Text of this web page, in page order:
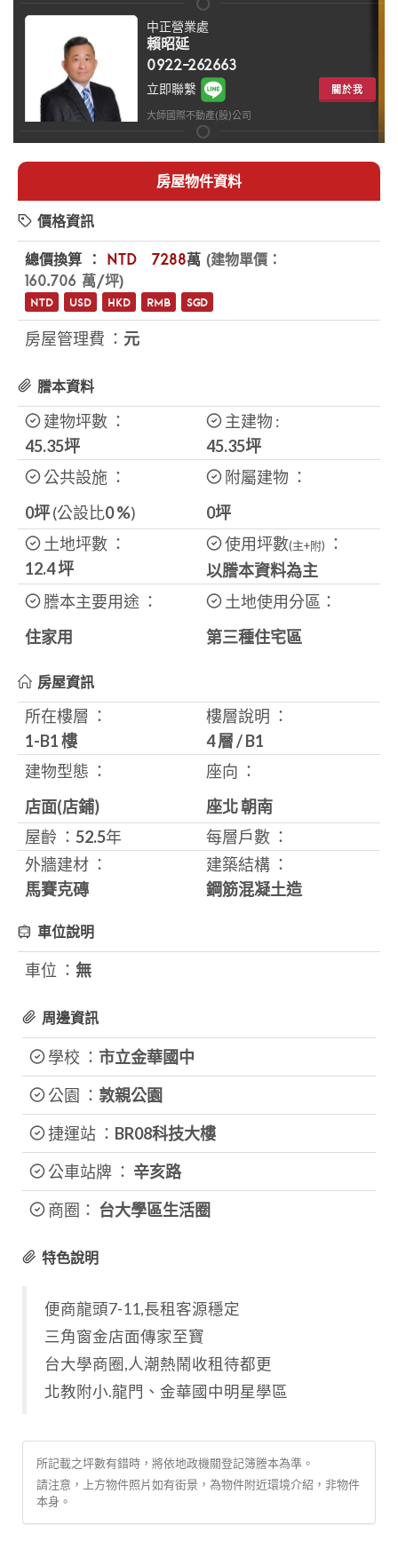
中正營業處
賴昭延
0922-262663
關於我
立即聯繫
大師國際不動產(股)公司
房屋物件資料
價格資訊
總價換算 ： NTD $7288萬 (建物單價：
160.706 萬/坪)
NTD USD HKD RMB SGD
房屋管理費 ： 元
謄本資料
建物坪數 ：
45.35坪
主建物 :
45.35坪
公共設施 ：
0坪(公設比0%)
附屬建物 ：
0坪
土地坪數 ：
12.4坪
使用坪數(主+附)
：
以謄本資料為主
謄本主要用途 ：
住家用
土地使用分區：
第三種住宅區
房屋資訊
所在樓層 ：
1-B1 樓
樓層說明 ：
4 層/B1
建物型態 ：
店面(店鋪)
座向 ：
座北 朝南
屋齡 ： 52.5年
每層戶數 ：
外牆建材 ：
馬賽克磚
建築結構 ：
鋼筋混凝土造
車位說明
車位 ： 無
周邊資訊
學校 ： 市立金華國中
公園 ： 敦親公園
捷運站 ： BR08科技大樓
公車站牌 ： 辛亥路
商圈： 台大學區生活圈
特色說明
便商龍頭7-11,長租客源穩定
三角窗金店面傳家至寶
台大學商圈,人潮熱鬧收租待都更
北教附小.龍門、金華國中明星學區
所記載之坪數有錯時，將依地政機關登記簿謄本為準。
請注意，上方物件照片如有街景，為物件附近環境介紹，非物件
本身。